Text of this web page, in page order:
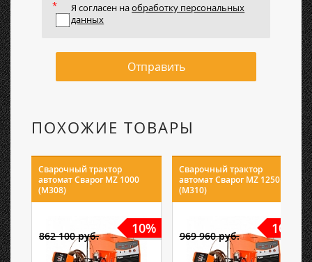
Я согласен наобработку персональных
данных
Отправить
ПОХОЖИЕ ТОВАРЫ
Сварочный трактор
автомат Сварог MZ 1000
(M308)
10%
862 100 руб.
Сварочный трактор
автомат Сварог MZ 1250
(M310)
10%
969 960 руб.